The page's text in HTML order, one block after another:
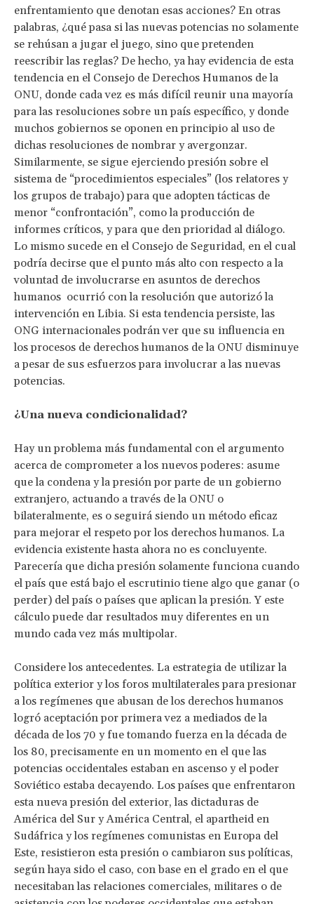
enfrentamiento que denotan esas acciones? En otras
palabras, ¿qué pasa si las nuevas potencias no solamente
se rehúsan a jugar el juego, sino que pretenden
reescribir las reglas? De hecho, ya hay evidencia de esta
tendencia en el Consejo de Derechos Humanos de la
ONU, donde cada vez es más difícil reunir una mayoría
para las resoluciones sobre un país específico, y donde
muchos gobiernos se oponen en principio al uso de
dichas resoluciones de nombrar y avergonzar.
Similarmente, se sigue ejerciendo presión sobre el
sistema de “procedimientos especiales” (los relatores y
los grupos de trabajo) para que adopten tácticas de
menor “confrontación”, como la producción de
informes críticos, y para que den prioridad al diálogo.
Lo mismo sucede en el Consejo de Seguridad, en el cual
podría decirse que el punto más alto con respecto a la
voluntad de involucrarse en asuntos de derechos
humanos ocurrió con la resolución que autorizó la
intervención en Libia. Si esta tendencia persiste, las
ONG internacionales podrán ver que su influencia en
los procesos de derechos humanos de la ONU disminuye
a pesar de sus esfuerzos para involucrar a las nuevas
potencias.
¿Una nueva condicionalidad?
Hay un problema más fundamental con el argumento
acerca de comprometer a los nuevos poderes: asume
que la condena y la presión por parte de un gobierno
extranjero, actuando a través de la ONU o
bilateralmente, es o seguirá siendo un método eficaz
para mejorar el respeto por los derechos humanos. La
evidencia existente hasta ahora no es concluyente.
Parecería que dicha presión solamente funciona cuando
el país que está bajo el escrutinio tiene algo que ganar (o
perder) del país o países que aplican la presión. Y este
cálculo puede dar resultados muy diferentes en un
mundo cada vez más multipolar.
Considere los antecedentes. La estrategia de utilizar la
política exterior y los foros multilaterales para presionar
a los regímenes que abusan de los derechos humanos
logró aceptación por primera vez a mediados de la
década de los 70 y fue tomando fuerza en la década de
los 80, precisamente en un momento en el que las
potencias occidentales estaban en ascenso y el poder
Soviético estaba decayendo. Los países que enfrentaron
esta nueva presión del exterior, las dictaduras de
América del Sur y América Central, el apartheid en
Sudáfrica y los regímenes comunistas en Europa del
Este, resistieron esta presión o cambiaron sus políticas,
según haya sido el caso, con base en el grado en el que
necesitaban las relaciones comerciales, militares o de